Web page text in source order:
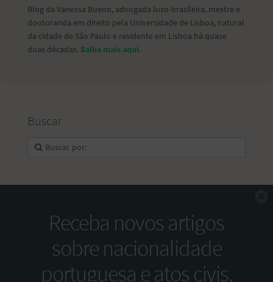
Blog da Vanessa Bueno, advogada luso-brasileira, mestre e
doutoranda em direito pela Universidade de Lisboa, natural
da cidade de São Paulo e residente em Lisboa há quase
duas décadas. Saiba mais aqui.
Buscar
Receba novos artigos
sobre nacionalidade
portuguesa e atos civis.